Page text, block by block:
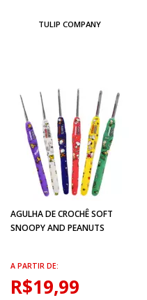
TULIP COMPANY
AGULHA DE CROCHÊ SOFT
SNOOPY AND PEANUTS
A PARTIR DE:
R$19,99